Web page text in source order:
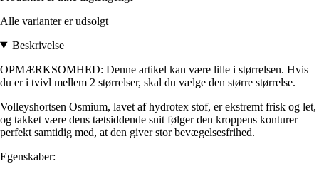
Alle varianter er udsolgt
Beskrivelse
OPMÆRKSOMHED: Denne artikel kan være lille i størrelsen. Hvis
du er i tvivl mellem 2 størrelser, skal du vælge den større størrelse.
Volleyshortsen Osmium, lavet af hydrotex stof, er ekstremt frisk og let,
og takket være dens tætsiddende snit følger den kroppens konturer
perfekt samtidig med, at den giver stor bevægelsesfrihed.
Egenskaber: